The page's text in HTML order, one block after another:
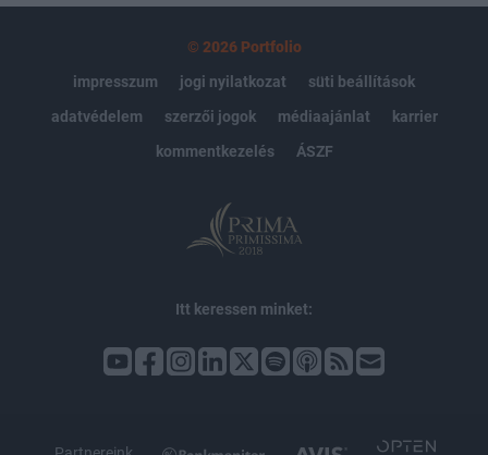
© 2026 Portfolio
impresszum
jogi nyilatkozat
süti beállítások
adatvédelem
szerzői jogok médiaajánlat
karrier
kommentkezelés
ÁSZF
Itt keressen minket: